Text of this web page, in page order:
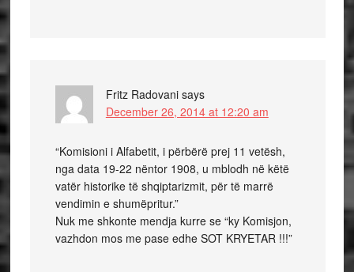
Fritz Radovani says
December 26, 2014 at 12:20 am
“Komisioni i Alfabetit, i përbërë prej 11 vetësh,
nga data 19-22 nëntor 1908, u mblodh në këtë
vatër historike të shqiptarizmit, për të marrë
vendimin e shumëpritur.”
Nuk me shkonte mendja kurre se “ky Komisjon,
vazhdon mos me pase edhe SOT KRYETAR !!!”